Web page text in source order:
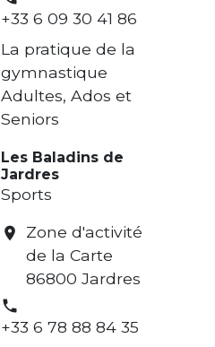
+33 6 09 30 41 86
La pratique de la
gymnastique
Adultes, Ados et
Seniors
Les Baladins de
Jardres
Sports
location_on
Zone d'activité
de la Carte
86800 Jardres
phone
+33 6 78 88 84 35